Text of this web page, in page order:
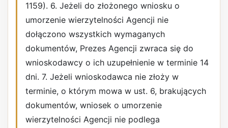
1159). 6. Jeżeli do złożonego wniosku o
umorzenie wierzytelności Agencji nie
dołączono wszystkich wymaganych
dokumentów, Prezes Agencji zwraca się do
wnioskodawcy o ich uzupełnienie w terminie 14
dni. 7. Jeżeli wnioskodawca nie złoży w
terminie, o którym mowa w ust. 6, brakujących
dokumentów, wniosek o umorzenie
wierzytelności Agencji nie podlega